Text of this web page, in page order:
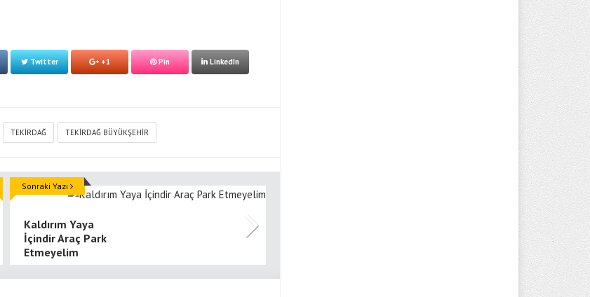
Twitter +1 Pin LinkedIn
TEKIRDAĞ TEKIRDAĞ BÜYÜKŞEHIR
Kaldırım Yaya
İçindir Araç Park
Etmeyelim
Sonraki Yazı